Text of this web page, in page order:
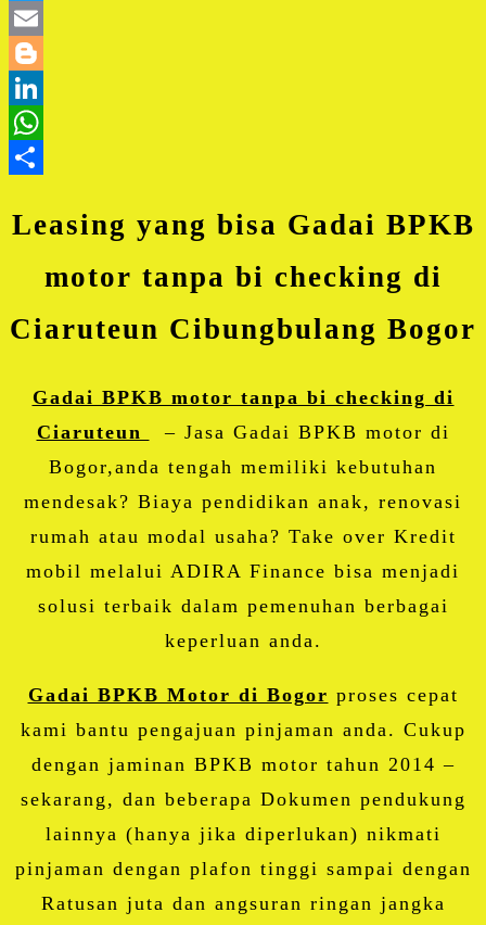
Leasing yang bisa Gadai BPKB
motor tanpa bi checking di
Ciaruteun Cibungbulang Bogor
Gadai BPKB motor tanpa bi checking di
Ciaruteun
– Jasa Gadai BPKB motor di
Bogor,anda tengah memiliki kebutuhan
mendesak? Biaya pendidikan anak, renovasi
rumah atau modal usaha? Take over Kredit
mobil melalui ADIRA Finance bisa menjadi
solusi terbaik dalam pemenuhan berbagai
keperluan anda.
Gadai BPKB Motor di Bogor proses cepat
kami bantu pengajuan pinjaman anda. Cukup
dengan jaminan BPKB motor tahun 2014 –
sekarang, dan beberapa Dokumen pendukung
lainnya (hanya jika diperlukan) nikmati
pinjaman dengan plafon tinggi sampai dengan
Ratusan juta dan angsuran ringan jangka